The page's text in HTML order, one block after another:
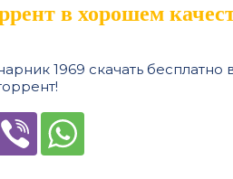
в хорошем
1969 скачать бесплатно